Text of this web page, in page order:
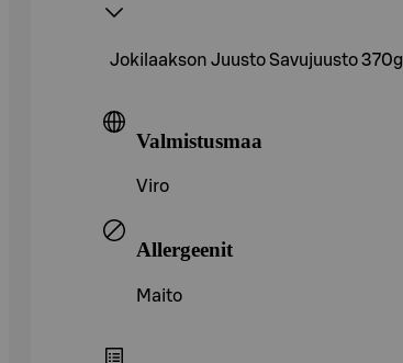
Jokilaakson Juusto Savujuusto 370g
Valmistusmaa
Viro
Allergeenit
Maito